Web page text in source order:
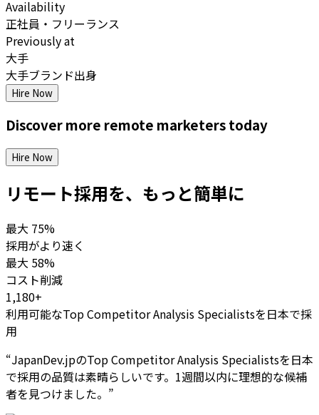
Availability
正社員・フリーランス
Previously at
大手
大手ブランド出身
Hire Now
Discover more remote marketerstoday
Hire Now
リモート採用を、もっと簡単に
最大 75%
採用がより速く
最大 58%
コスト削減
1,180+
利用可能なTop Competitor Analysis Specialistsを日本で採
用
“JapanDev.jpのTop Competitor Analysis Specialistsを日本
で採用の品質は素晴らしいです。1週間以内に理想的な候補
者を見つけました。 ”